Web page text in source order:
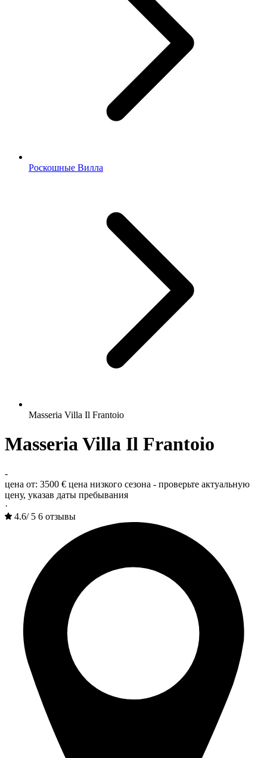
Роскошные Вилла
Masseria Villa Il Frantoio
Masseria Villa Il Frantoio
-
цена от: 3500 € цена низкого сезона - проверьте актуальную
цену, указав даты пребывания
·
4.6/ 5 6 отзывы